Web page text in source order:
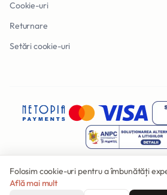
Cookie-uri
Returnare
Setări cookie-uri
© 2026 Invitatii Online. Toate
Făcut cu
în
Folosim cookie-uri pentru a îmbunătăți
Află mai mult